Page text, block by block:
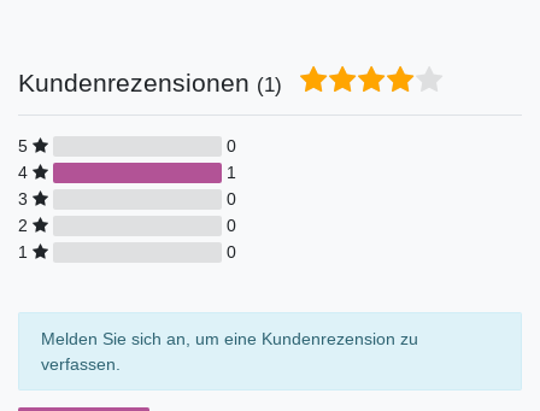
Kundenrezensionen (1)
5
0
4
1
3
0
2
0
1
0
Melden Sie sich an, um eine Kundenrezension zu
verfassen.